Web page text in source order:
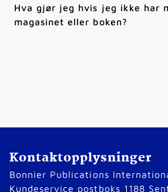
Hva gjør jeg hvis jeg ikke har
magasinet eller boken?
Kontaktopplysninger
Bonnier Publications
Kundeservice postboks 1188